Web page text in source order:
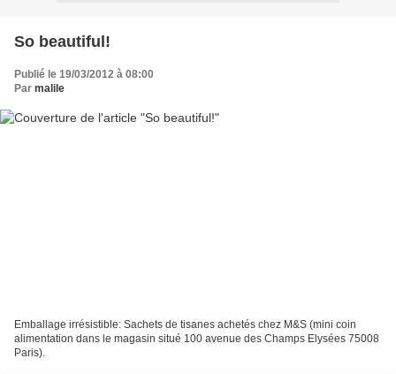
So beautiful!
Publié le 19/03/2012 à 08:00
Par malile
Emballage irrésistible: Sachets de tisanes achetés chez M&S (mini coin
alimentation dans le magasin situé 100 avenue des Champs Elysées 75008
Paris).